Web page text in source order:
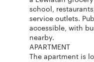
school,
service outlets.
accessible, with
nearby.
APARTMENT
The apartment is